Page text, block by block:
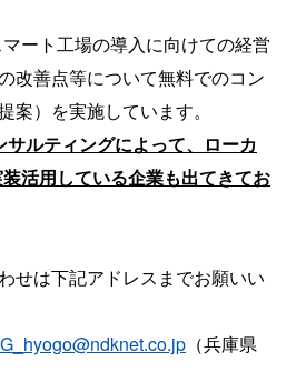
ート工場の導入に向けての経営
改善点等について無料でのコン
案）を実施しています。
ルティングによって、ローカ
活用している企業も出てきてお
せは下記アドレスまでお願いい
（兵庫県